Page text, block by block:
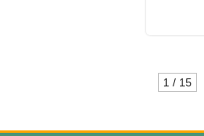
1 / 15